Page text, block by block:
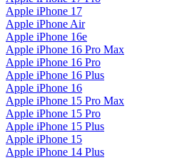
Apple iPhone 17
Apple iPhone Air
Apple iPhone 16e
Apple iPhone 16 Pro Max
Apple iPhone 16 Pro
Apple iPhone 16 Plus
Apple iPhone 16
Apple iPhone 15 Pro Max
Apple iPhone 15 Pro
Apple iPhone 15 Plus
Apple iPhone 15
Apple iPhone 14 Plus